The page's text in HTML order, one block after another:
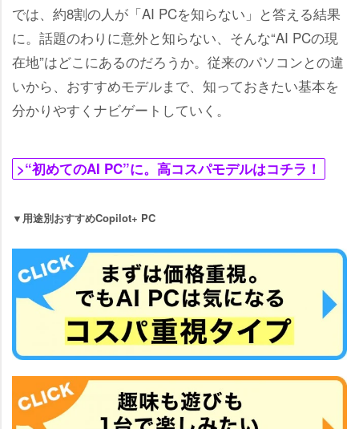
では、約8割の人が「AI PCを知らない」と答える結果
に。話題のわりに意外と知らない、そんな“AI PCの現
在地”はどこにあるのだろうか。従来のパソコンとの違
いから、おすすめモデルまで、知っておきたい基本を
分かりやすくナビゲートしていく。
>“初めてのAI PC”に。高コスパモデルはコチラ！
▼用途別おすすめCopilot+ PC